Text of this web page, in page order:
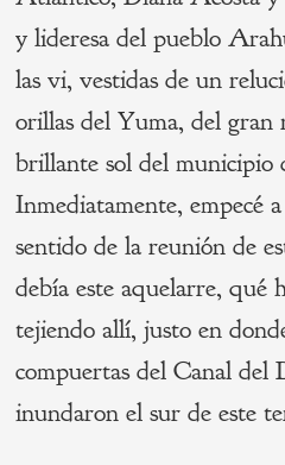
y lideresa del pueblo
las vi, vestidas de un
orillas del Yuma, del
brillante sol del municipio
Inmediatamente, empecé
sentido de la reunión de
debía este aquelarre, qué
tejiendo allí, justo en
compuertas del Canal del
inundaron el sur de este